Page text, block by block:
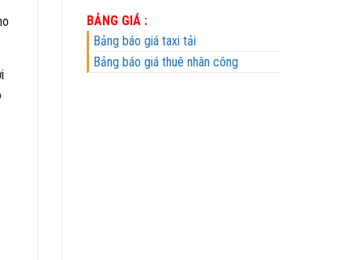
BẢNG GIÁ :
Bảng báo giá taxi tải
Bảng báo giá thuê nhân công